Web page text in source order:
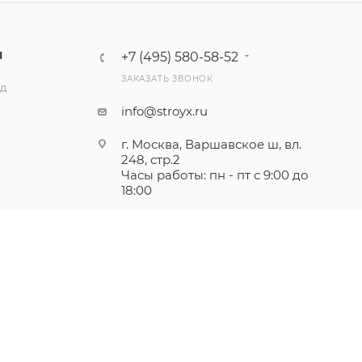
+7 (495) 580-58-52
ЗАКАЗАТЬ ЗВОНОК
info@stroyx.ru
г. Москва, Варшавское ш, вл.
248, стр.2
Часы работы: пн - пт с 9:00 до
18:00